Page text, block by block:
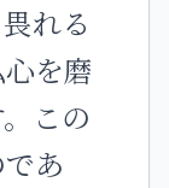
れる
を磨
この
あ